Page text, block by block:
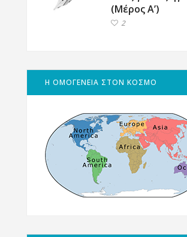
(Μέρος Α’)
2
Η ΟΜΟΓΕΝΕΙΑ ΣΤΟΝ ΚΟΣΜΟ